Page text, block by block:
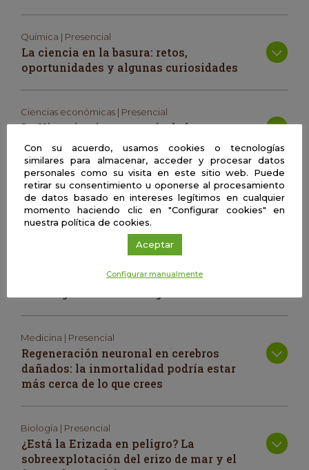
Química | Presencial
La ciencia en la basura: retos,
oportunidades y algunas curiosidades
Ciencias económicas | Presencial
La Historia vista a través de la
contabilidad y viceversa
Biología | Presencial
Medicina personalizada y nuevas
tecnologías: ¿qué es? ¿existe ya?
Comenzando la carrera como
Medicina | Presencial
Regeneración neuronal en cerebros
dañados: la inmortalidad podría estar
más cerca de lo que crees
Biología | Presencial
¿Está la Erizada en peligro? La
sobreexplotación del erizo de mar y el
Con su acuerdo, usamos cookies o tecnologías
similares para almacenar, acceder y procesar datos
personales como su visita en este sitio web. Puede
retirar su consentimiento u oponerse al procesamiento
de datos basado en intereses legítimos en cualquier
momento haciendo clic en "Configurar cookies" en
nuestra política de cookies.
Aceptar
Configurar manualmente